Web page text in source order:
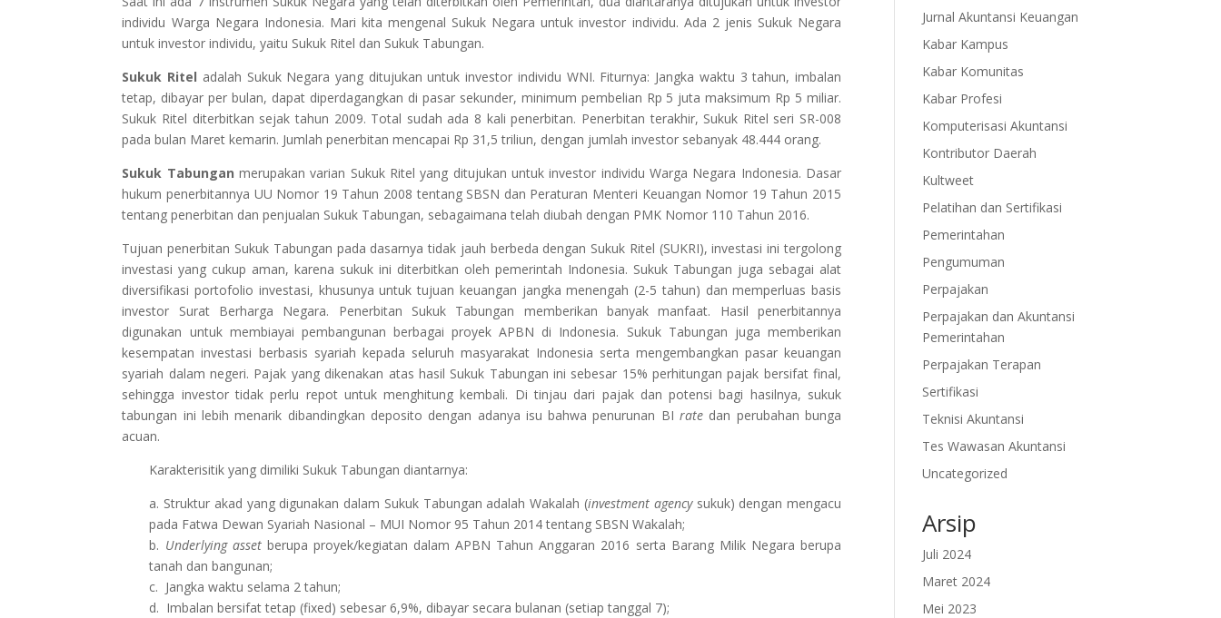
individu Warga Negara Indonesia. Mari kita mengenal Sukuk Negara untuk investor individu. Ada 2 jenis Sukuk Negara
untuk investor individu, yaitu Sukuk Ritel dan Sukuk Tabungan.
Sukuk Ritel adalah Sukuk Negara yang ditujukan untuk investor individu WNI. Fiturnya: Jangka waktu 3 tahun, imbalan
tetap, dibayar per bulan, dapat diperdagangkan di pasar sekunder, minimum pembelian Rp 5 juta maksimum Rp 5 miliar.
Sukuk Ritel diterbitkan sejak tahun 2009. Total sudah ada 8 kali penerbitan. Penerbitan terakhir, Sukuk Ritel seri SR-008
pada bulan Maret kemarin. Jumlah penerbitan mencapai Rp 31,5 triliun, dengan jumlah investor sebanyak 48.444 orang.
Sukuk Tabungan merupakan varian Sukuk Ritel yang ditujukan untuk investor individu Warga Negara Indonesia. Dasar
hukum penerbitannya UU Nomor 19 Tahun 2008 tentang SBSN dan Peraturan Menteri Keuangan Nomor 19 Tahun 2015
tentang penerbitan dan penjualan Sukuk Tabungan, sebagaimana telah diubah dengan PMK Nomor 110 Tahun 2016.
Tujuan penerbitan Sukuk Tabungan pada dasarnya tidak jauh berbeda dengan Sukuk Ritel (SUKRI), investasi ini tergolong
investasi yang cukup aman, karena sukuk ini diterbitkan oleh pemerintah Indonesia. Sukuk Tabungan juga sebagai alat
diversifikasi portofolio investasi, khusunya untuk tujuan keuangan jangka menengah (2-5 tahun) dan memperluas basis
investor Surat Berharga Negara. Penerbitan Sukuk Tabungan memberikan banyak manfaat. Hasil penerbitannya
digunakan untuk membiayai pembangunan berbagai proyek APBN di Indonesia. Sukuk Tabungan juga memberikan
kesempatan investasi berbasis syariah kepada seluruh masyarakat Indonesia serta mengembangkan pasar keuangan
syariah dalam negeri. Pajak yang dikenakan atas hasil Sukuk Tabungan ini sebesar 15% perhitungan pajak bersifat final,
sehingga investor tidak perlu repot untuk menghitung kembali. Di tinjau dari pajak dan potensi bagi hasilnya, sukuk
tabungan ini lebih menarik dibandingkan deposito dengan adanya isu bahwa penurunan BIrate dan perubahan bunga
acuan.
Karakterisitik yang dimiliki Sukuk Tabungan diantarnya:
a. Struktur akad yang digunakan dalam Sukuk Tabungan adalah Wakalah (investment agencysukuk) dengan mengacu
pada Fatwa Dewan Syariah Nasional – MUI Nomor 95 Tahun 2014 tentang SBSN Wakalah;
b. Underlying assetberupa proyek/kegiatan dalam APBN Tahun Anggaran 2016 serta Barang Milik Negara berupa
tanah dan bangunan;
c. Jangka waktu selama 2 tahun;
d. Imbalan bersifat tetap (fixed) sebesar 6,9%, dibayar secara bulanan (setiap tanggal 7);
Jurnal Akuntansi Keuangan
Kabar Kampus
Kabar Komunitas
Kabar Profesi
Komputerisasi Akuntansi
Kontributor Daerah
Kultweet
Pelatihan dan Sertifikasi
Pemerintahan
Pengumuman
Perpajakan
Perpajakan dan Akuntansi
Pemerintahan
Perpajakan Terapan
Sertifikasi
Teknisi Akuntansi
Tes Wawasan Akuntansi
Uncategorized
Arsip
Juli 2024
Maret 2024
Mei 2023